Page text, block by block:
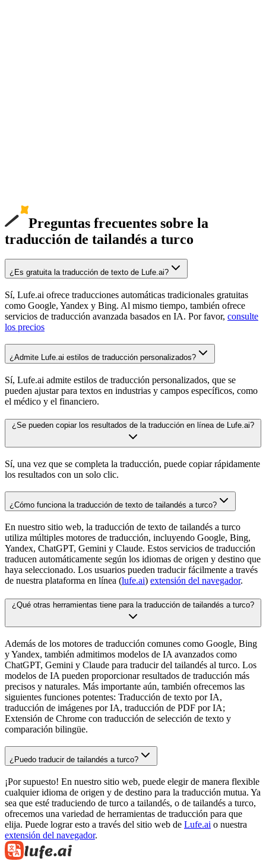
Preguntas frecuentes sobre la
traducción de tailandés a turco
¿Es gratuita la traducción de texto de Lufe.ai?
Sí, Lufe.ai ofrece traducciones automáticas tradicionales gratuitas
como Google, Yandex y Bing. Al mismo tiempo, también ofrece
servicios de traducción avanzada basados en IA. Por favor, consulte
los precios
¿Admite Lufe.ai estilos de traducción personalizados?
Sí, Lufe.ai admite estilos de traducción personalizados, que se
pueden ajustar para textos en industrias y campos específicos, como
el médico y el financiero.
¿Se pueden copiar los resultados de la traducción en línea de Lufe.ai?
Sí, una vez que se completa la traducción, puede copiar rápidamente
los resultados con un solo clic.
¿Cómo funciona la traducción de texto de tailandés a turco?
En nuestro sitio web, la traducción de texto de tailandés a turco
utiliza múltiples motores de traducción, incluyendo Google, Bing,
Yandex, ChatGPT, Gemini y Claude. Estos servicios de traducción
traducen automáticamente según los idiomas de origen y destino que
haya seleccionado. Los usuarios pueden traducir fácilmente a través
de nuestra plataforma en línea (lufe.ai) extensión del navegador.
¿Qué otras herramientas tiene para la traducción de tailandés a turco?
Además de los motores de traducción comunes como Google, Bing
y Yandex, también admitimos modelos de IA avanzados como
ChatGPT, Gemini y Claude para traducir del tailandés al turco. Los
modelos de IA pueden proporcionar resultados de traducción más
precisos y naturales. Más importante aún, también ofrecemos las
siguientes funciones potentes: Traducción de texto por IA,
traducción de imágenes por IA, traducción de PDF por IA;
Extensión de Chrome con traducción de selección de texto y
comparación bilingüe.
¿Puedo traducir de tailandés a turco?
¡Por supuesto! En nuestro sitio web, puede elegir de manera flexible
cualquier idioma de origen y de destino para la traducción mutua. Ya
sea que esté traduciendo de turco a tailandés, o de tailandés a turco,
ofrecemos una variedad de herramientas de traducción para que
elija. Puede lograr esto a través del sitio web de Lufe.ai o nuestra
extensión del navegador.